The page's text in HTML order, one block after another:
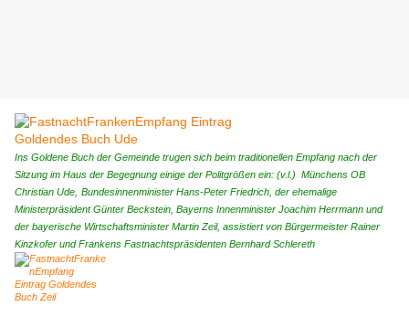
Ins Goldene Buch der Gemeinde trugen sich beim traditionellen Empfang nach der
Sitzung im Haus der Begegnung einige der Politgrößen ein: (v.l.) Münchens OB
Christian Ude, Bundesinnenminister Hans-Peter Friedrich , der ehemalige
Ministerpräsident Günter Beckstein, Bayerns Innenminister Joachim Herrmann und
der bayerische Wirtschaftsminister Martin Zeil, assistiert von Bürgermeister Rainer
Kinzkofer und Frankens Fastnachtspräsidenten Bernhard Schlereth